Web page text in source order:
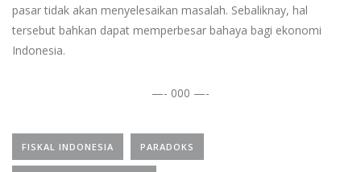
pasar tidak akan menyelesaikan masalah. Sebaliknay, hal
tersebut bahkan dapat memperbesar bahaya bagi ekonomi
Indonesia.
—- 000 —-
FISKAL INDONESIA PARADOKS